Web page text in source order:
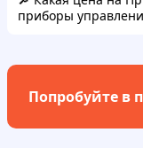
приборы
Попробуйте в